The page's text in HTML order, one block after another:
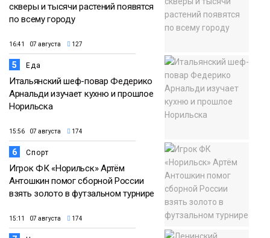
скверы и тысячи растений появятся
по всему городу
16:41 07 августа 127
5 Еда
Итальянский шеф-повар Федерико
Арнальди изучает кухню и прошлое
Норильска
15:56 07 августа 174
6 Спорт
Игрок ФК «Норильск» Артём
Антошкин помог сборной России
взять золото в футзальном турнире
15:11 07 августа 174